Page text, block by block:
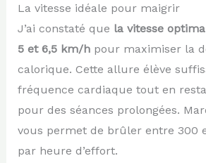
La vitesse idéale pour maigrir
J’ai constaté que la vitesse
5 et 6,5 km/hpour maximiser la
calorique. Cette allure élève
fréquence cardiaque tout en
pour des séances prolongées.
vous permet de brûler entre 300
par heure d’effort.